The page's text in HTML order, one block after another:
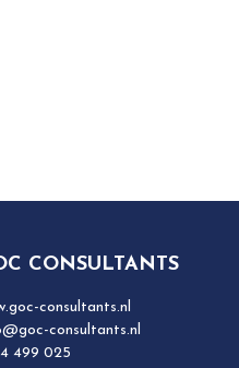
CONSULTANTS
consultants.nl
consultants.nl
499 025